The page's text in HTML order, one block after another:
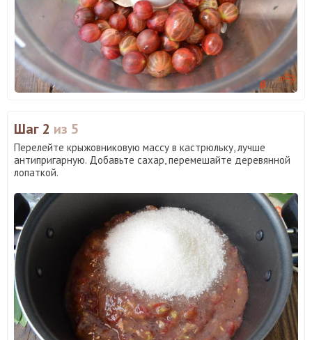
Шаг 2 из 5
Перелейте крыжовниковую массу в кастрюльку, лучше
антипригарную. Добавьте сахар, перемешайте деревянной
лопаткой.